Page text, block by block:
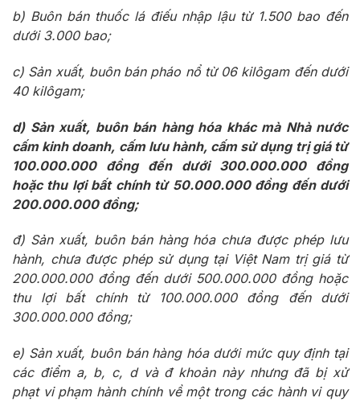
b) Buôn bán thuốc lá điếu nhập lậu từ 1.500 bao đến
dưới 3.000 bao;
c) Sản xuất, buôn bán pháo nổ từ 06 kilôgam đến dưới
40 kilôgam;
d) Sản xuất, buôn bán hàng hóa khác mà Nhà nước
cấm kinh doanh, cấm lưu hành, cấm sử dụng trị giá từ
100.000.000 đồng đến dưới 300.000.000 đồng
hoặc thu lợi bất chính từ 50.000.000 đồng đến dưới
200.000.000 đồng;
đ) Sản xuất, buôn bán hàng hóa chưa được phép lưu
hành, chưa được phép sử dụng tại Việt Nam trị giá từ
200.000.000 đồng đến dưới 500.000.000 đồng hoặc
thu lợi bất chính từ 100.000.000 đồng đến dưới
300.000.000 đồng;
e) Sản xuất, buôn bán hàng hóa dưới mức quy định tại
các điểm a, b, c, d và đ khoản này nhưng đã bị xử
phạt vi phạm hành chính về một trong các hành vi quy